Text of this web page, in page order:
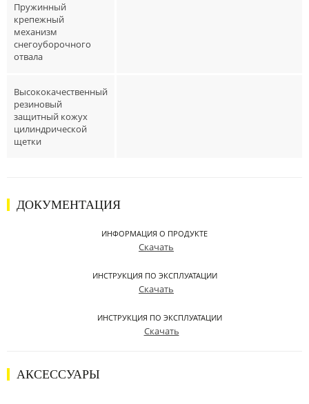
Пружинный
крепежный
механизм
снегоуборочного
отвала
Высококачественный
резиновый
защитный кожух
цилиндрической
щетки
ДОКУМЕНТАЦИЯ
ИНФОРМАЦИЯ О ПРОДУКТЕ
Скачать
ИНСТРУКЦИЯ ПО ЭКСПЛУАТАЦИИ
Скачать
ИНСТРУКЦИЯ ПО ЭКСПЛУАТАЦИИ
Скачать
АКСЕССУАРЫ